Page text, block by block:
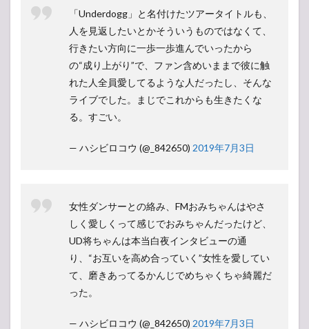
「Underdogg」と名付けたツアータイトルも、
人を見返したいとかそういうものではなくて、
行きたい方向に一歩一歩進んでいったから
の“成り上がり”で、ファン含めいままで彼に触
れた人全員愛してるような人だったし、そんな
ライブでした。まじでこれからも生きたくな
る。すごい。
— ハシビロコウ (@_842650) 2019年7月3日
女性ダンサーとの絡み、FMおみちゃんはやさ
しく愛しくって感じでおみちゃんだったけど、
UD将ちゃんは本当白夜インタビューの通
り、“お互いを高め合っていく”女性を愛してい
て、磨きあってるかんじでめちゃくちゃ綺麗だ
った。
— ハシビロコウ (@_842650) 2019年7月3日